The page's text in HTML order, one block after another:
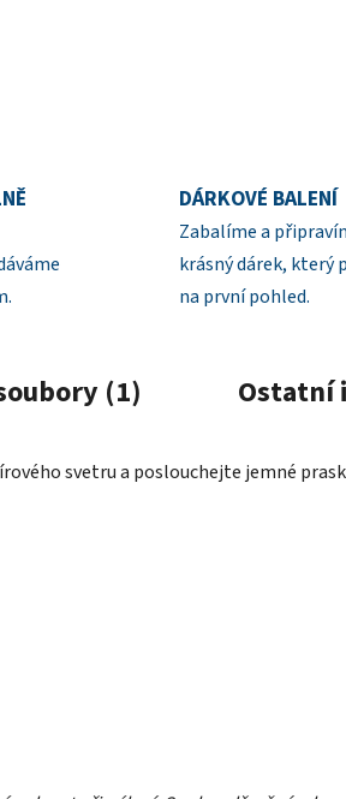
DÁRKOVÉ BALENÍ
Zabalíme a
krásný dárek, který
na první pohled.
(1) Ostatní
svetru a poslouchejte jemné